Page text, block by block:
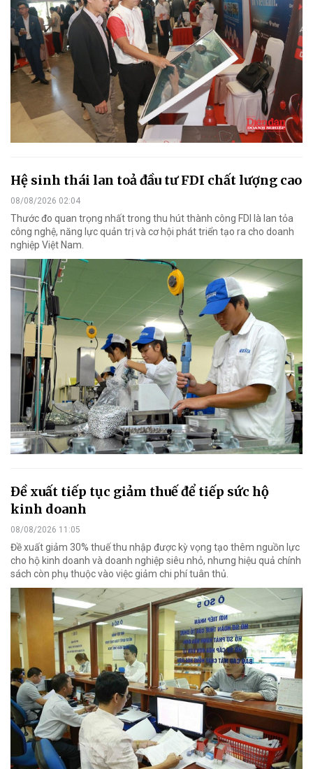
Hệ sinh thái lan toả đầu tư FDI chất lượng cao
08/08/2026 02:04
Thước đo quan trọng nhất trong thu hút thành công FDI là lan tỏa
công nghệ, năng lực quản trị và cơ hội phát triển tạo ra cho doanh
nghiệp Việt Nam.
Đề xuất tiếp tục giảm thuế để tiếp sức hộ
kinh doanh
08/08/2026 11:05
Đề xuất giảm 30% thuế thu nhập được kỳ vọng tạo thêm nguồn lực
cho hộ kinh doanh và doanh nghiệp siêu nhỏ, nhưng hiệu quả chính
sách còn phụ thuộc vào việc giảm chi phí tuân thủ.